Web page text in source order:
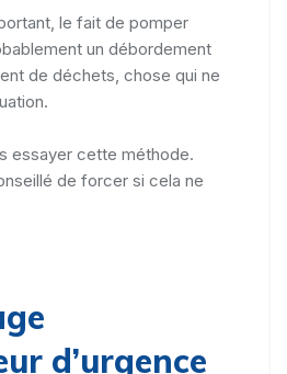
le fait de pomper
un débordement
de déchets, chose qui ne
essayer cette méthode.
de forcer si cela ne
d’urgence